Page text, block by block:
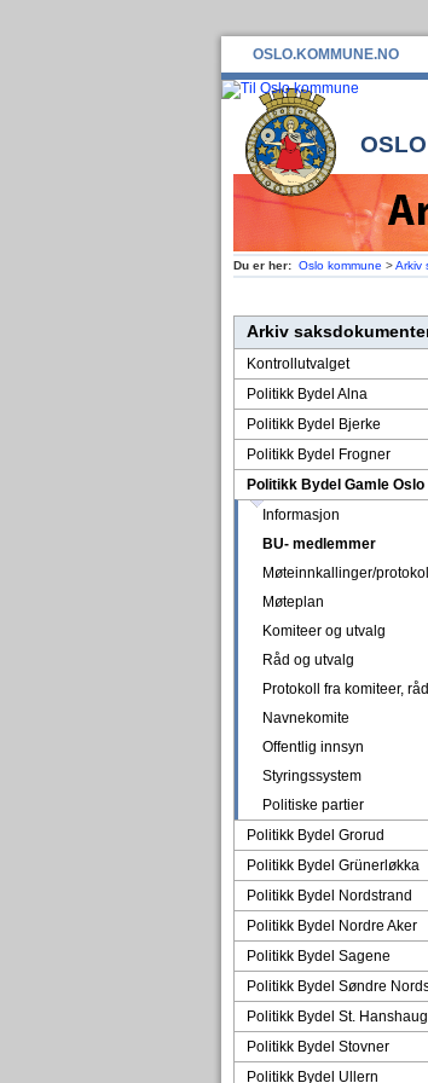
OSLO.KOMMUNE.NO
Du er her: Oslo kommune >Arkiv
Arkiv
Kontrollutvalget
Politikk Bydel Alna
Politikk Bydel Bjerke
Politikk Bydel Frogner
Politikk Bydel Gamle Oslo
Informasjon
BU- medlemmer
Møteinnkallinger/
Møteplan
Komiteer og utvalg
Råd og utvalg
Protokoll fra komiteer,
Navnekomite
Offentlig innsyn
Styringssystem
Politiske partier
Politikk Bydel Grorud
Politikk Bydel Grünerløkka
Politikk Bydel Nordstrand
Politikk Bydel Nordre Aker
Politikk Bydel Sagene
Politikk Bydel Søndre
Politikk Bydel St.
Politikk Bydel Stovner
Politikk Bydel Ullern